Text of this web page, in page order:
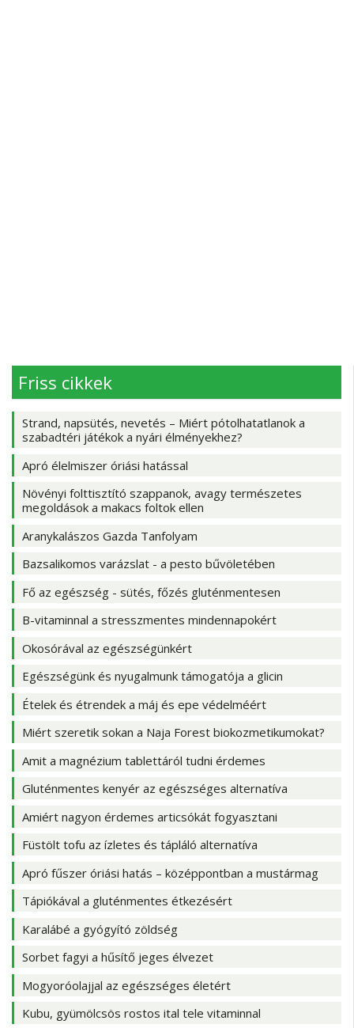
Friss cikkek
Strand, napsütés, nevetés – Miért pótolhatatlanok a
szabadtéri játékok a nyári élményekhez?
Apró élelmiszer óriási hatással
Növényi folttisztító szappanok, avagy természetes
megoldások a makacs foltok ellen
Aranykalászos Gazda Tanfolyam
Bazsalikomos varázslat - a pesto bűvöletében
Fő az egészség - sütés, főzés gluténmentesen
B-vitaminnal a stresszmentes mindennapokért
Okosórával az egészségünkért
Egészségünk és nyugalmunk támogatója a glicin
Ételek és étrendek a máj és epe védelméért
Miért szeretik sokan a Naja Forest biokozmetikumokat?
Amit a magnézium tablettáról tudni érdemes
Gluténmentes kenyér az egészséges alternatíva
Amiért nagyon érdemes articsókát fogyasztani
Füstölt tofu az ízletes és tápláló alternatíva
Apró fűszer óriási hatás – középpontban a mustármag
Tápiókával a gluténmentes étkezésért
Karalábé a gyógyító zöldség
Sorbet fagyi a hűsítő jeges élvezet
Mogyoróolajjal az egészséges életért
Kubu, gyümölcsös rostos ital tele vitaminnal